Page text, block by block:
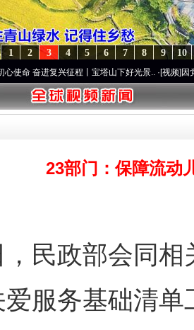
10
9
8
7
6
5
4
3
2
1
复兴征程丨宝塔山下好光景..·[视频]因党而生 为
23部门：保障流动
政部会同相
服务基础清